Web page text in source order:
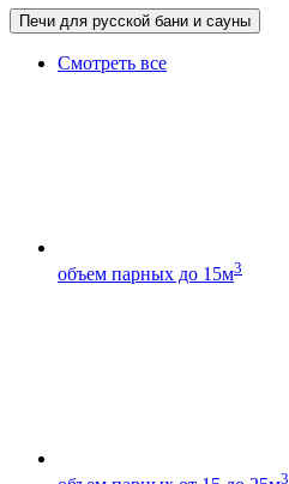
Печи для русской бани и сауны
Смотреть все
объем парных до 15м3
3